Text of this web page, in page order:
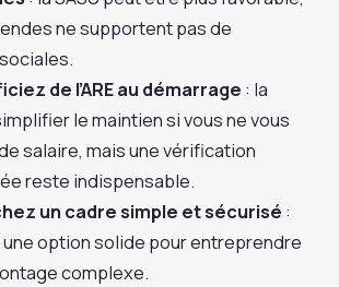
ne supportent pas de
de l’ARE au démarrage : la
le maintien si vous ne vous
salaire, mais une vérification
reste indispensable.
un cadre simple et sécurisé :
une option solide pour entreprendre
complexe.